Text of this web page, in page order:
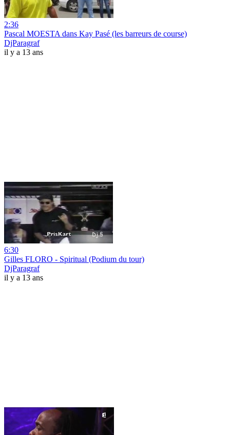
2:36
Pascal MOESTA dans Kay Pasé (les barreurs de course)
DjParagraf
il y a 13 ans
6:30
Gilles FLORO - Spiritual (Podium du tour)
DjParagraf
il y a 13 ans